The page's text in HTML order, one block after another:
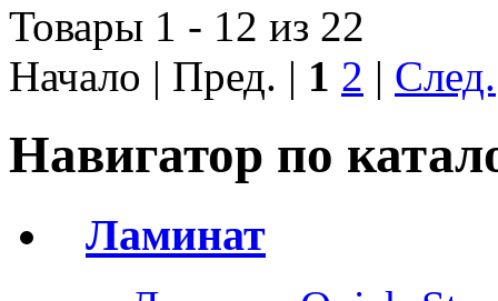
Товары 1 - 12 из 22
Начало | Пред. | 1 2 | След.
Навигатор по
Ламинат